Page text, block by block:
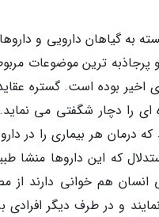
به گیاهان دارویی و
و پرجاذبه ترین موضوعات
اخیر بوده است. گستره
ای را دچار شگفتی می
که درمان هر بیماری را در
که این داروها منشا
انسان هم خوانی دارند
و در طرف دیگر افرادی